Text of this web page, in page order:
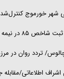
شهر خورموج
در نیمه مرداد
تردد روان در
اطلاعاتی/